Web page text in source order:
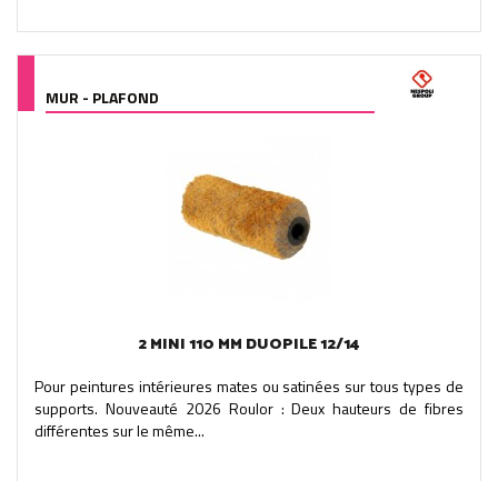
MUR - PLAFOND
2 MINI 110 MM DUOPILE 12/14
Pour peintures intérieures mates ou satinées sur tous types de
supports. Nouveauté 2026 Roulor : Deux hauteurs de fibres
différentes sur le même...